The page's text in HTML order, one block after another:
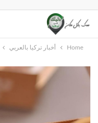
Home أخبار تركيا بالعربي